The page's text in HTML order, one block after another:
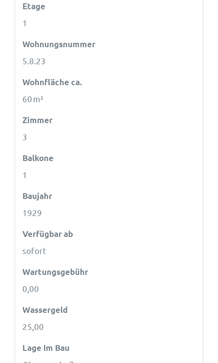
Etage
1
Wohnungsnummer
5.8.23
Wohnfläche ca.
60 m²
Zimmer
3
Balkone
1
Baujahr
1929
Verfügbar ab
sofort
Wartungsgebühr
0,00
Wassergeld
25,00
Lage Im Bau